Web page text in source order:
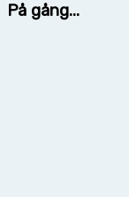
På gång...